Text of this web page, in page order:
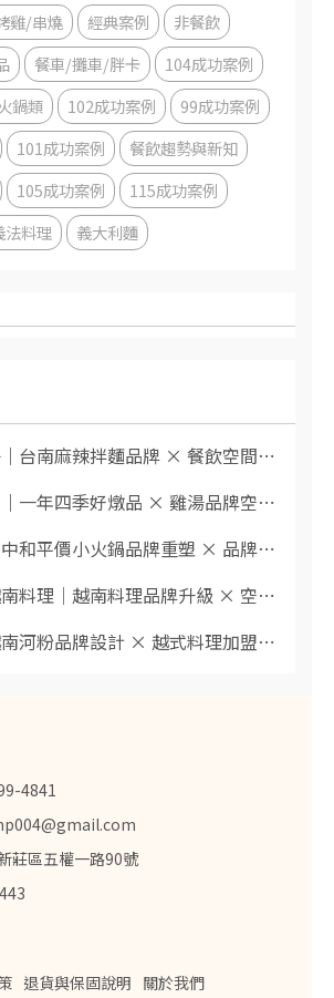
雞/串燒
經典案例
非餐飲
餐車/攤車/胖卡
104成功案例
火鍋類 102成功案例
99成功案例
101成功案例
餐飲趨勢與新知
105成功案例
115成功案例
法料理 義大利麵
台南麻辣拌麵品牌 × 餐飲空間⋯
一年四季好燉品 × 雞湯品牌空⋯
和平價小火鍋品牌重塑 × 品牌⋯
料理｜越南料理品牌升級 × 空⋯
河粉品牌設計 × 越式料理加盟⋯
4841
莊區五權一路90號
退貨與保固說明 關於我們